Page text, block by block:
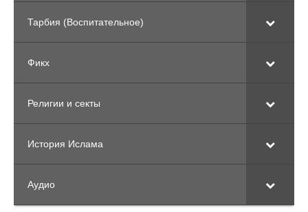
Тарбия (Воспитательное)
Фикх
Религии и секты
История Ислама
Аудио